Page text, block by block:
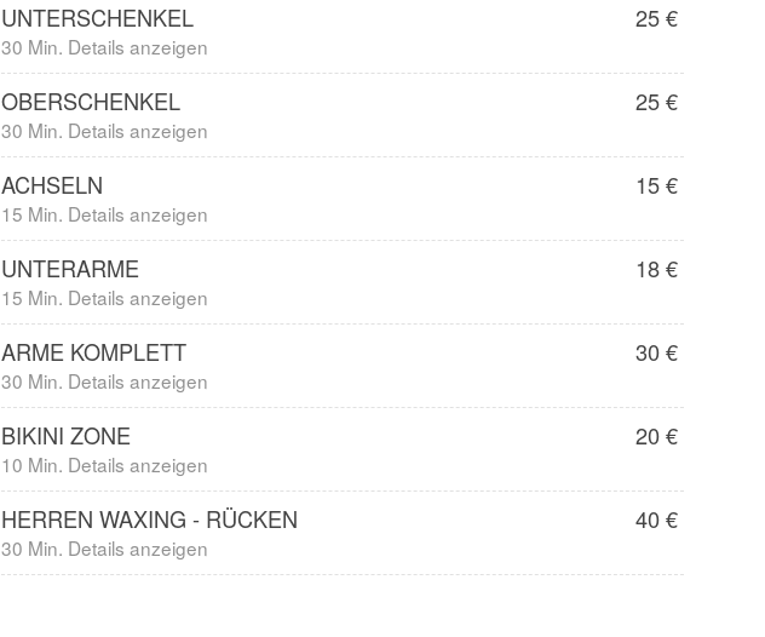
UNTERSCHENKEL 25 €
30 Min. Details anzeigen
OBERSCHENKEL 25 €
30 Min. Details anzeigen
ACHSELN 15 €
15 Min. Details anzeigen
UNTERARME 18 €
15 Min. Details anzeigen
ARME KOMPLETT 30 €
30 Min. Details anzeigen
BIKINI ZONE 20 €
10 Min. Details anzeigen
HERREN WAXING - RÜCKEN 40 €
30 Min. Details anzeigen